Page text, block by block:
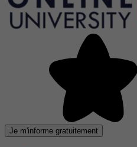
Je m'informe gratuitement